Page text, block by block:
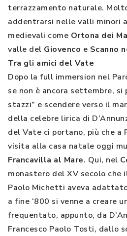
terrazzamento naturale.
addentrarsi nelle valli minori
medievali come Ortona dei
valle del Giovenco e Scanno
Tra gli amici del Vate
Dopo la full immersion nel
se non è ancora settembre, si
stazzi” e scendere verso il
della celebre lirica di
del Vate ci portano, più che a
visita alla casa natale oggi
Francavilla al Mare. Qui, nel
monastero del XV secolo che
Paolo Michetti aveva
a fine ‘800 si venne a creare
frequentato, appunto, da
Francesco Paolo Tosti, dallo